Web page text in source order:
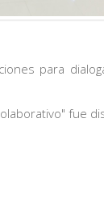
para
fue